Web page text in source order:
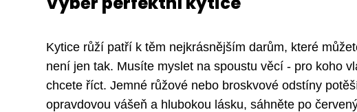
Kytice růží patří k těm nejkrásnějším darům, které
není jen tak. Musíte myslet na spoustu věcí - pro koho
chcete říct. Jemné růžové nebo broskvové odstíny
opravdovou vášeň a hlubokou lásku, sáhněte po